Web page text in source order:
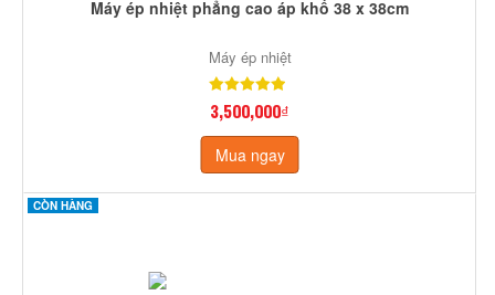
Máy ép nhiệt phẳng cao áp khố 38 x 38cm
Máy ép nhiệt
3,500,000₫
Mua ngay
CÒN HÀNG